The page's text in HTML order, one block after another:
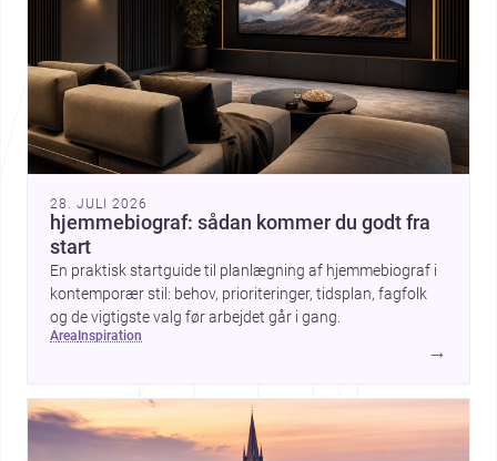
28. JULI 2026
hjemmebiograf: sådan kommer du godt fra
start
En praktisk startguide til planlægning af hjemmebiograf i
kontemporær stil: behov, prioriteringer, tidsplan, fagfolk
og de vigtigste valg før arbejdet går i gang.
area inspiration
→